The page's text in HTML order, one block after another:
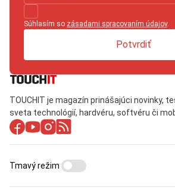
Súhlasím so zásadami spracovaním údajov.
Potvrdiť
TOUCHIT je magazín prinášajúci novinky,
sveta technológií, hardvéru, softvéru či
Tmavý režim